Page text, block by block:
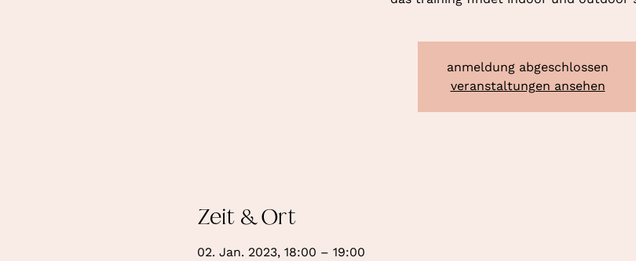
anmeldung abgeschlossen
veranstaltungen ansehen
Zeit & Ort
02. Jan. 2023, 18:00 – 19:00